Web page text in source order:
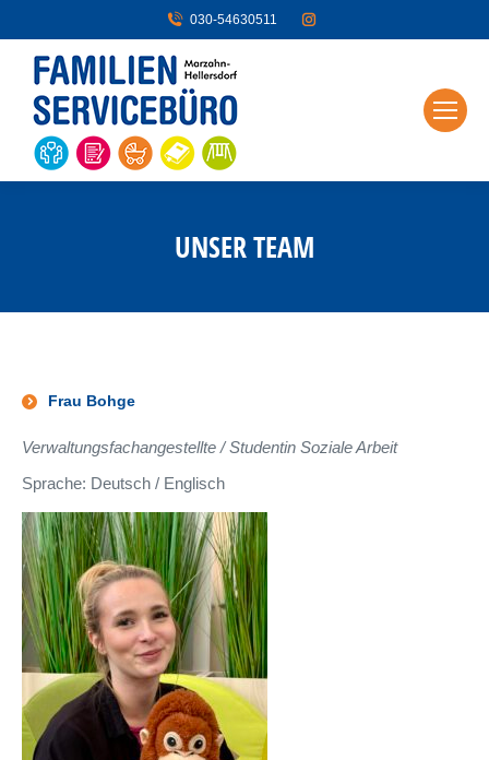
030-54630511
UNSER TEAM
Frau Bohge
Verwaltungsfachangestellte / Studentin Soziale Arbeit
Sprache: Deutsch / Englisch